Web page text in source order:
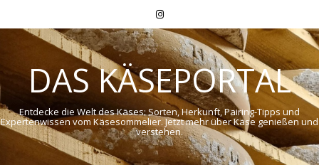
DAS KÄSEPORTAL
Entdecke die Welt des Käses: Sorten, Herkunft, Pairing-Tipps und
Expertenwissen vom Käsesommelier. Jetzt mehr über Käse genießen und
verstehen.